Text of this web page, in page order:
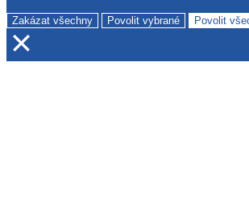
Zakázat všechny Povolit vybrané